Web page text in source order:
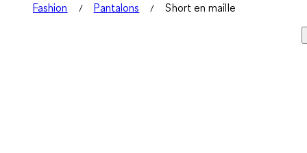
Fashion
Pantalons Short en maille